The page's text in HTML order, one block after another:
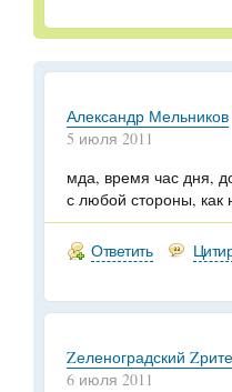
Александр Мельников
5 июля 2011
мда, время час дня,
с любой стороны, как
Ответить
Zеленоградский
6 июля 2011